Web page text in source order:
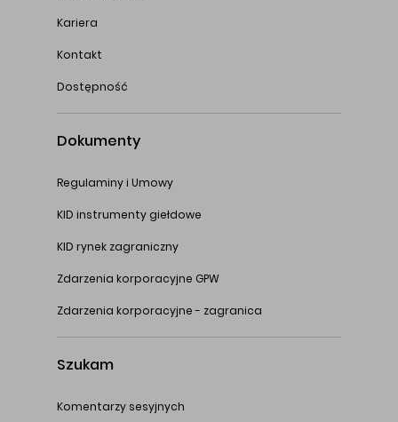
Kariera
Kontakt
Dostępność
Dokumenty
Regulaminy i Umowy
KID instrumenty giełdowe
KID rynek zagraniczny
Zdarzenia korporacyjne GPW
Zdarzenia korporacyjne - zagranica
Szukam
Komentarzy sesyjnych